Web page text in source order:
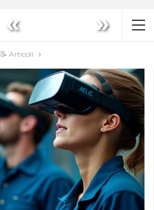
« »
📝 Articoli